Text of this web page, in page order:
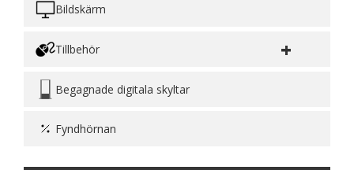
Bildskärm
Tillbehör +
Begagnade digitala skyltar
Fyndhörnan